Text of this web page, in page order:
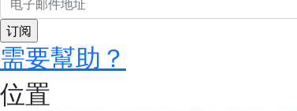
需要幫助？
位置